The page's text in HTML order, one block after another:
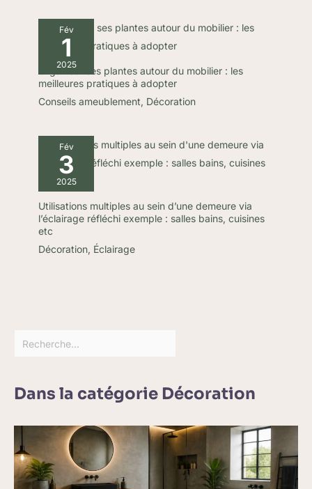
embellir un sapin familial. Une
décoration festive et attachante
qui enrichit l’atmosphère d’hiver
avec charme et originalité.
Fév
1
2025
Organiser ses plantes autour du mobilier : les
meilleures pratiques à adopter
Conseils ameublement, Décoration
Fév
3
2025
Utilisations multiples au sein d’une demeure via
l’éclairage réfléchi exemple : salles bains, cuisines
etc
Décoration, Éclairage
Dans la catégorie Décoration